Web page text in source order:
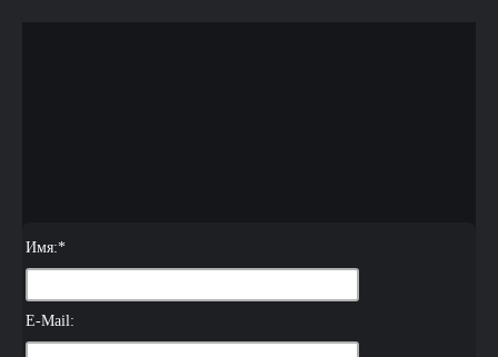
Имя:*
E-Mail: